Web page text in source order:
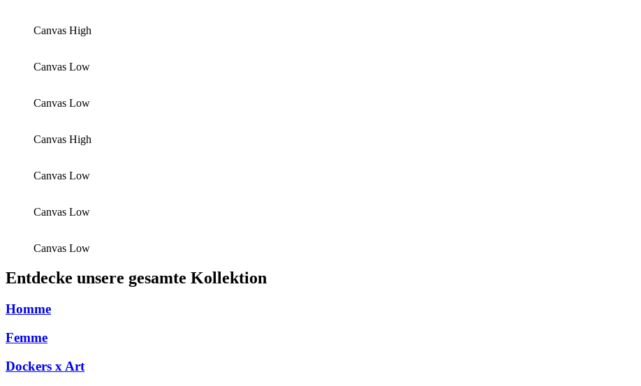
Canvas High
Canvas Low
Canvas Low
Canvas High
Canvas Low
Canvas Low
Canvas Low
Entdecke unsere gesamte Kollektion
Homme
Femme
Dockers x Art